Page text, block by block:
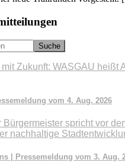
mit Zukunft: WASGAU heißt
vom 4. Aug. 2026
Bürgermeister spricht vor
nachhaltige
| Pressemeldung vom 3. Aug.